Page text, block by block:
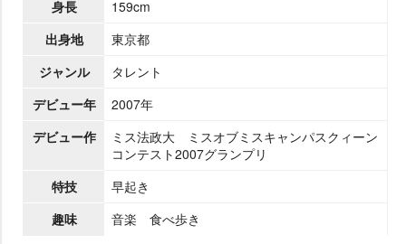
身長
159cm
出身地
東京都
ジャンル
タレント
デビュー年
2007年
デビュー作
ミス法政大 ミスオブミスキャンパスクィーン
コンテスト2007グランプリ
特技
早起き
趣味
音楽 食べ歩き